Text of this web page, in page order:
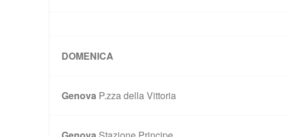
DOMENICA
Genova P.zza della Vittoria